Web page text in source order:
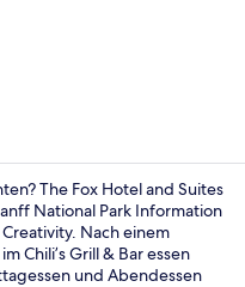
The Fox Hotel and Suites
National Park Information
Nach einem
Chili’s Grill & Bar essen
und Abendessen